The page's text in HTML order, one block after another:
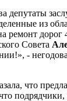
депутаты
из
ремонт
Совета
-
что